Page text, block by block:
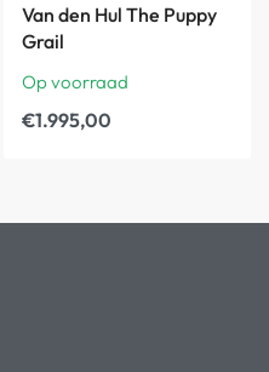
Van den Hul The Puppy
Grail
Op voorraad
€1.995,00